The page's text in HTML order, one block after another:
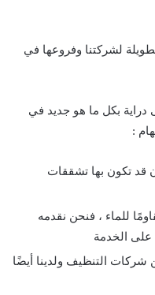
لشركتنا وفروعها في
بكل ما هو جديد في
:
تكون بها تشققات
للماء ، فنحن نقدمه
الخدمة
شركات التنظيف ولدينا أيضًا